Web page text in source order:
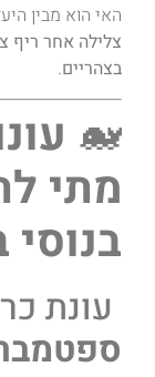
האי הוא מבין
צלילה אחר ריף
בצהריים.
🐋
מתי
בנוסי
עונת